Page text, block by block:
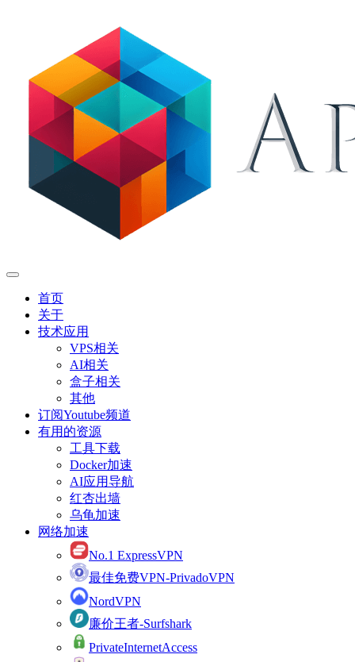
首页
关于
技术应用
VPS相关
AI相关
盒子相关
其他
订阅Youtube频道
有用的资源
工具下载
Docker加速
AI应用导航
红杏出墙
乌龟加速
网络加速
No.1 ExpressVPN
最佳免费VPN-PrivadoVPN
NordVPN
廉价王者-Surfshark
PrivateInternetAccess